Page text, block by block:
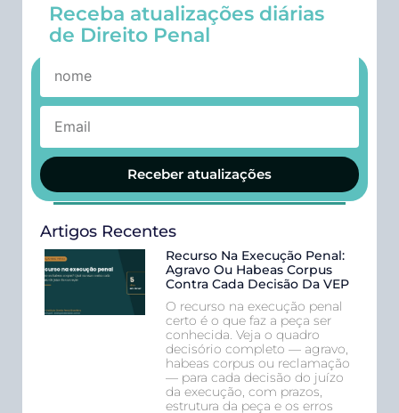
Receba atualizações diárias
de Direito Penal
Receber atualizações
Artigos Recentes
Recurso Na Execução Penal:
Agravo Ou Habeas Corpus
Contra Cada Decisão Da VEP
O recurso na execução penal
certo é o que faz a peça ser
conhecida. Veja o quadro
decisório completo — agravo,
habeas corpus ou reclamação
— para cada decisão do juízo
da execução, com prazos,
estrutura da peça e os erros